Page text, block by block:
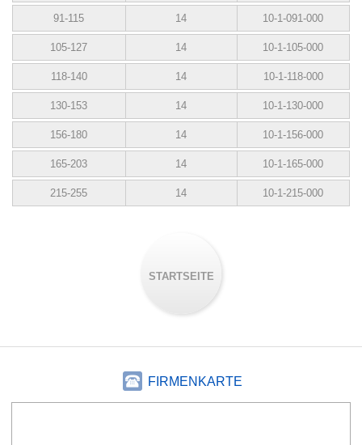
91-115 14 10-1-091-000
105-127 14 10-1-105-000
118-140 14 10-1-118-000
130-153 14 10-1-130-000
156-180 14 10-1-156-000
165-203 14 10-1-165-000
215-255 14 10-1-215-000
STARTSEITE
FIRMENKARTE